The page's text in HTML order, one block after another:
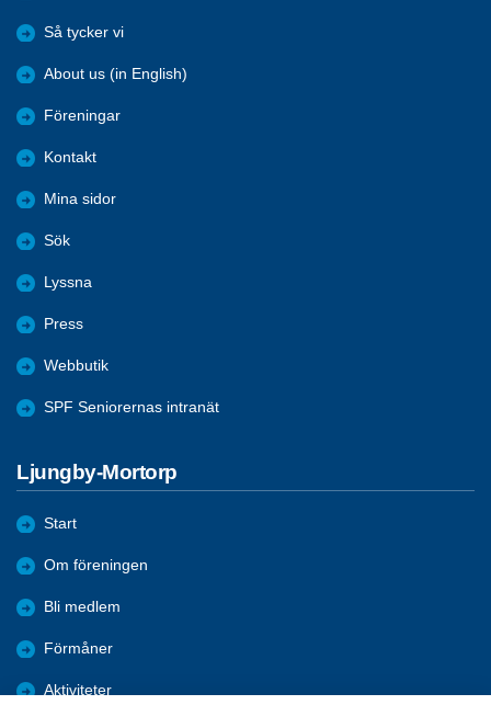
Så tycker vi
About us (in English)
Föreningar
Kontakt
Mina sidor
Sök
Lyssna
Press
Webbutik
SPF Seniorernas intranät
Ljungby-Mortorp
Start
Om föreningen
Bli medlem
Förmåner
Aktiviteter